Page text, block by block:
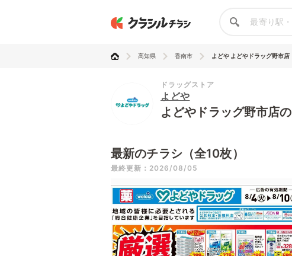
高知県 香南市 よどや よどやドラッグ野市店
ドラッグストア
よどや
よどやドラッグ野市店
最新のチラシ（全10枚）
最終更新：2026/08/05